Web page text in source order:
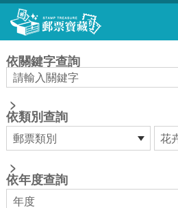
跳到主要內容區塊
依關鍵字查詢
>
依類別查詢
>
依年度查詢